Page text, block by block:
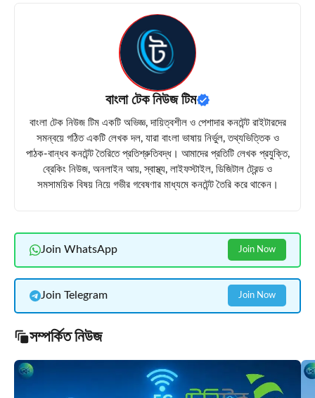
বাংলা টেক নিউজ টিম
বাংলা টেক নিউজ টিম একটি অভিজ্ঞ, দায়িত্বশীল ও পেশাদার কনটেন্ট রাইটারদের
সমন্বয়ে গঠিত একটি লেখক দল, যারা বাংলা ভাষায় নির্ভুল, তথ্যভিত্তিক ও
পাঠক-বান্ধব কনটেন্ট তৈরিতে প্রতিশ্রুতিবদ্ধ। আমাদের প্রতিটি লেখক প্রযুক্তি,
ব্রেকিং নিউজ, অনলাইন আয়, স্বাস্থ্য, লাইফস্টাইল, ডিজিটাল ট্রেন্ড ও
সমসাময়িক বিষয় নিয়ে গভীর গবেষণার মাধ্যমে কনটেন্ট তৈরি করে থাকেন।
Join WhatsApp Join Now
Join Telegram Join Now
সম্পর্কিত নিউজ